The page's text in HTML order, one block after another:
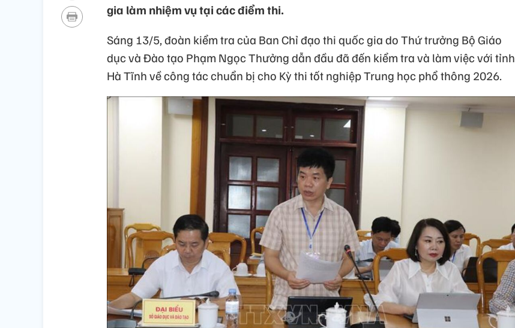
gia làm nhiệm vụ tại các điểm thi.
Sáng 13/5, đoàn kiểm tra của Ban Chỉ đạo thi quốc gia do Thứ trưởng Bộ Giáo
dục và Đào tạo Phạm Ngọc Thưởng dẫn đầu đã đến kiểm tra và làm việc với tỉnh
Hà Tĩnh về công tác chuẩn bị cho Kỳ thi tốt nghiệp Trung học phổ thông 2026.